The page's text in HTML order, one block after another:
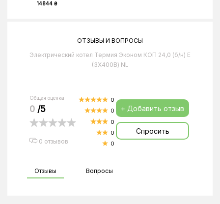
14844 ₴
ОТЗЫВЫ И ВОПРОСЫ
Электрический котел Термия Эконом КОП 24,0 (б/н) Е
(3Х400В) NL
Общая оценка
0 /5
0 отзывов
0
0
0
0
0
+ Добавить отзыв
Спросить
Отзывы Вопросы